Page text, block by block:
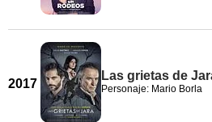
2017
Las grietas de
Personaje: Mario Borla